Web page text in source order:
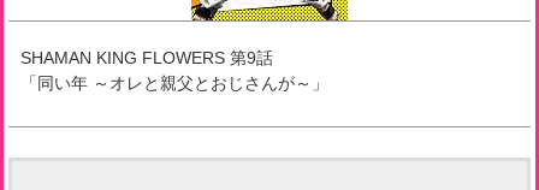
SHAMAN KING FLOWERS 第9話
「同い年 ～オレと親父とおじさんが～ 」